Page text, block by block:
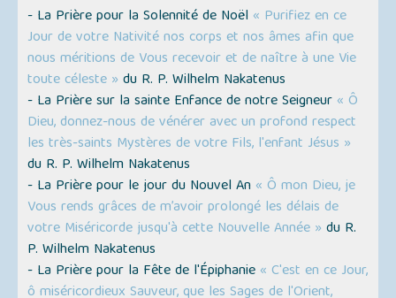
- La Prière pour la Solennité de Noël « Purifiez en ce
Jour de votre Nativité nos corps et nos âmes afin que
nous méritions de Vous recevoir et de naître à une Vie
toute céleste » du R. P. Wilhelm Nakatenus
- La Prière sur la sainte Enfance de notre Seigneur « Ô
Dieu, donnez-nous de vénérer avec un profond respect
les très-saints Mystères de votre Fils, l'enfant Jésus »
du R. P. Wilhelm Nakatenus
- La Prière pour le jour du Nouvel An « Ô mon Dieu, je
Vous rends grâces de m’avoir prolongé les délais de
votre Miséricorde jusqu'à cette Nouvelle Année » du R.
P. Wilhelm Nakatenus
- La Prière pour la Fête de l'Épiphanie « C'est en ce Jour,
ô miséricordieux Sauveur, que les Sages de l'Orient,